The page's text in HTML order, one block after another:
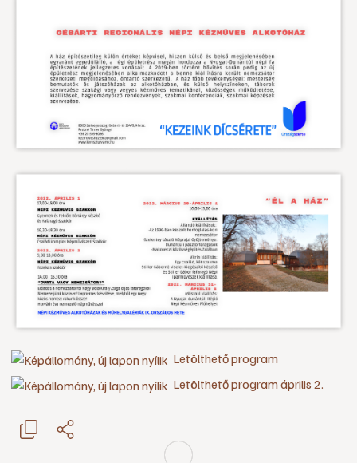
Letölthető program
Letölthető program április 2.